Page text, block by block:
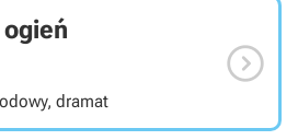
dramat
